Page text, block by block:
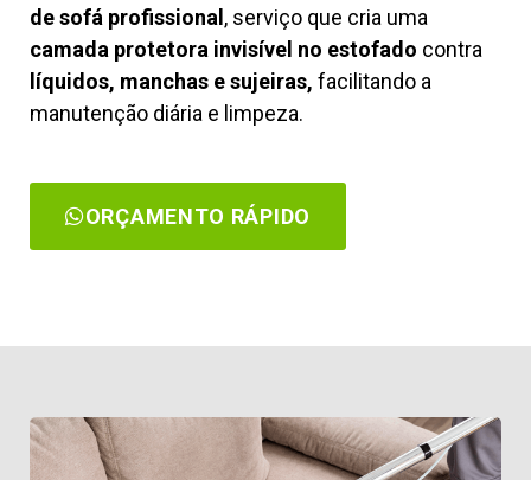
de sofá profissional , serviço que cria uma
camada protetora invisível no estofado contra
líquidos, manchas e sujeiras, facilitando a
manutenção diária e limpeza.
ORÇAMENTO RÁPIDO